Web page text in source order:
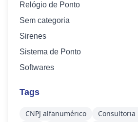
Relógio de Ponto
Sem categoria
Sirenes
Sistema de Ponto
Softwares
Tags
CNPJ alfanumérico
Consultoria